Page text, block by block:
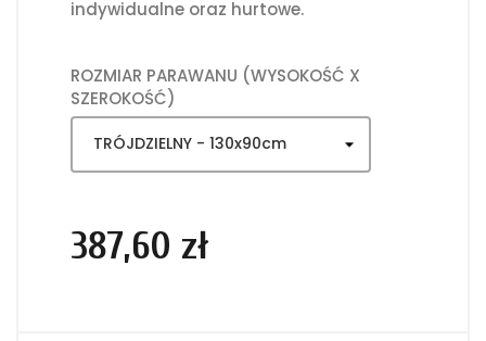
indywidualne oraz hurtowe.
ROZMIAR PARAWANU (WYSOKOŚĆ X
SZEROKOŚĆ)
387,60 zł